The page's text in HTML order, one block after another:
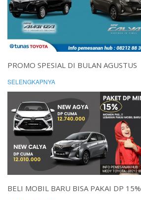
PROMO SPESIAL DI BULAN AGUSTUS
SELENGKAPNYA
BELI MOBIL BARU BISA PAKAI DP 15%